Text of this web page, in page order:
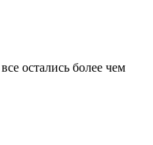
остались более чем